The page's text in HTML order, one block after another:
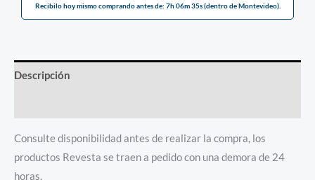
Recibilo hoy mismo comprando antes de: 7h 06m 35s (dentro de Montevideo).
Descripción
Consulte disponibilidad antes de realizar la compra, los
productos Revesta se traen a pedido con una demora de 24
horas.